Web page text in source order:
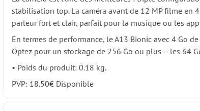
stabilisation top. La caméra avant de 12 MP filme en
parleur fort et clair, parfait pour la musique ou les
En termes de performance, le A13 Bionic avec 4 Go
Optez pour un stockage de 256 Go ou plus – les 64
• Poids du produit: 0.18 kg.
PVP: 18.50€ Disponible